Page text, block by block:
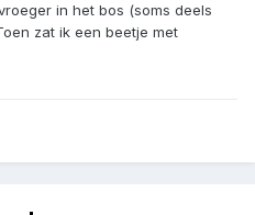
in het bos (soms deels
zat ik een beetje met